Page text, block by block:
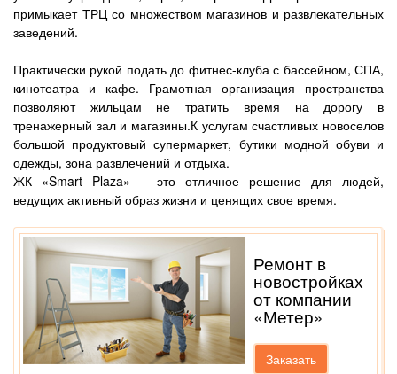
примыкает ТРЦ со множеством магазинов и развлекательных
заведений.
Практически рукой подать до фитнес-клуба с бассейном, СПА,
кинотеатра и кафе. Грамотная организация пространства
позволяют жильцам не тратить время на дорогу в
тренажерный зал и магазины.К услугам счастливых новоселов
большой продуктовый супермаркет, бутики модной обуви и
одежды, зона развлечений и отдыха.
ЖК «Smart Plaza» – это отличное решение для людей,
ведущих активный образ жизни и ценящих свое время.
Ремонт в
новостройках
от компании
«Метер»
Заказать